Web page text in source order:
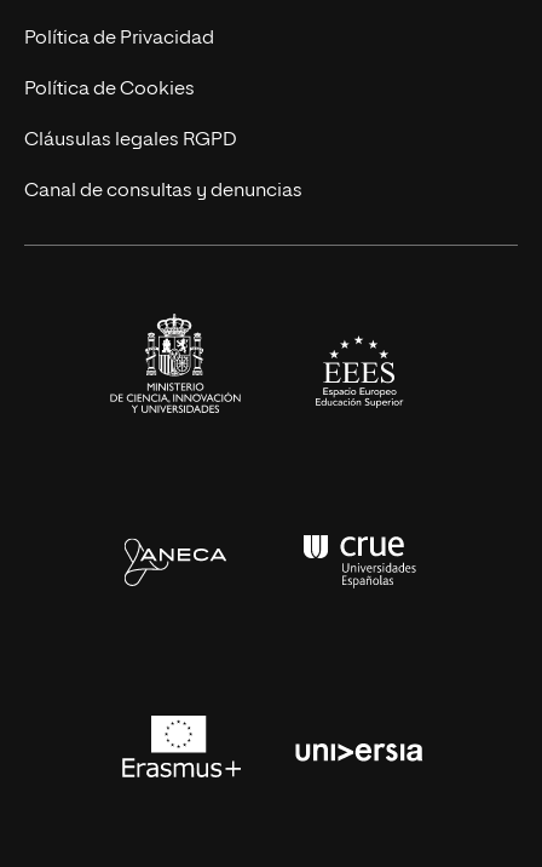
Postgrados
Cursos Universitarios
Trabaja en UNIR
Actualidad
UNIR Revista
Eventos
Política de Privacidad
Política de Cookies
Cláusulas legales RGPD
Canal de consultas y denuncias